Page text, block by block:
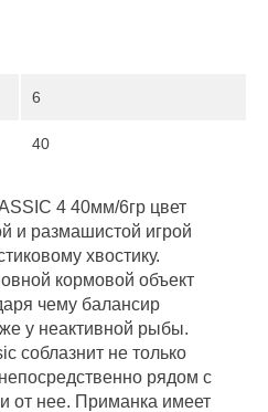
6
40
4 40мм/6гр цвет
и размашистой игрой
хвостику.
кормовой объект
чему балансир
у неактивной рыбы.
соблазнит не только
рядом с
от нее. Приманка имеет